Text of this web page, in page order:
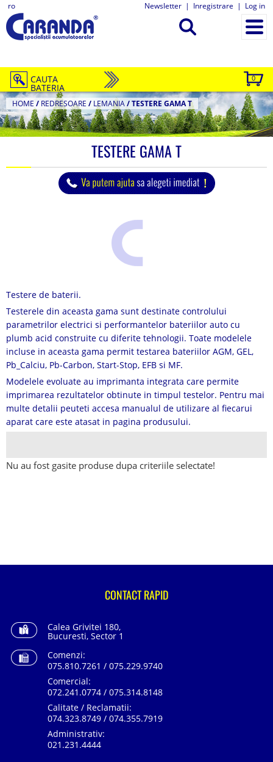
ro Newsletter | Inregistrare | Log in
0
CAUTA
BATERIA
HOME / REDRESOARE / LEMANIA/TESTERE GAMA T
TESTERE GAMA T
Testere de baterii.
Testerele din aceasta gama sunt destinate controlului
parametrilor electrici si performantelor bateriilor auto cu
plumb acid construite cu diferite tehnologii. Toate modelele
incluse in aceasta gama permit testarea bateriilor AGM, GEL,
Pb_Calciu, Pb-Carbon, Start-Stop, EFB si MF.
Modelele evoluate au imprimanta integrata care permite
imprimarea rezultatelor obtinute in timpul testelor. Pentru mai
multe detalii peuteti accesa manualul de utilizare al fiecarui
aparat care este atasat in pagina produsului.
Nu au fost gasite produse dupa criteriile selectate!
CONTACT RAPID
Calea Grivitei 180,
Bucuresti, Sector 1
Comenzi:
075.810.7261 / 075.229.9740
Comercial:
072.241.0774 / 075.314.8148
Calitate / Reclamatii:
074.323.8749 / 074.355.7919
Administrativ:
021.231.4444